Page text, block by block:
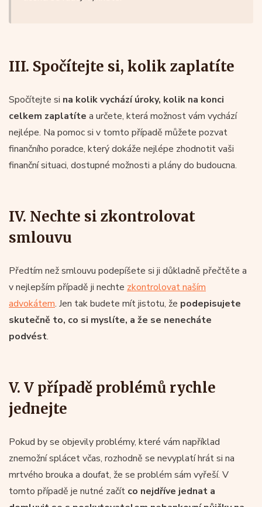
III. Spočítejte si, kolik zaplatíte
Spočítejte si na kolik vychází úroky, kolik na konci
celkem zaplatíte a určete, která možnost vám vychází
nejlépe. Na pomoc si v tomto případě můžete pozvat
finančního poradce, který dokáže nejlépe zhodnotit vaši
finanční situaci, dostupné možnosti a plány do budoucna.
IV. Nechte si zkontrolovat
smlouvu
Předtím než smlouvu podepíšete si ji důkladně přečtěte a
v nejlepším případě ji nechte zkontrolovat naším
advokátem. Jen tak budete mít jistotu, že podepisujete
skutečně to, co si myslíte, a že se nenecháte
podvést.
V. V případě problémů rychle
jednejte
Pokud by se objevily problémy, které vám například
znemožní splácet včas, rozhodně se nevyplatí hrát si na
mrtvého brouka a doufat, že se problém sám vyřeší. V
tomto případě je nutné začít co nejdříve jednat a